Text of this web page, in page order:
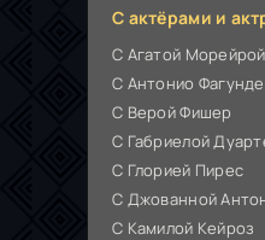
С актёрами и
С Агатой Морейрой
С Антонио
С Верой Фишер
С Габриелой
С Глорией Пирес
С Джованной
С Камилой Кейроз